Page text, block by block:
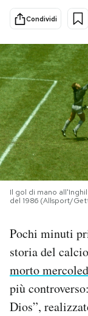
Scienza
Economia
Sport
PODCAST
NEWSLETTER
SHOP
CALENDARIO
Condividi
Il gol di mano
del 1986 (Allsport/
Pochi minuti
storia del
morto
più
Dios”,